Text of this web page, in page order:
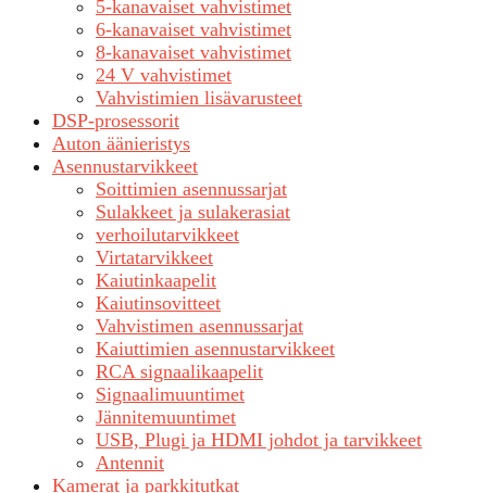
5-kanavaiset vahvistimet
6-kanavaiset vahvistimet
8-kanavaiset vahvistimet
24 V vahvistimet
Vahvistimien lisävarusteet
DSP-prosessorit
Auton äänieristys
Asennustarvikkeet
Soittimien asennussarjat
Sulakkeet ja sulakerasiat
verhoilutarvikkeet
Virtatarvikkeet
Kaiutinkaapelit
Kaiutinsovitteet
Vahvistimen asennussarjat
Kaiuttimien asennustarvikkeet
RCA signaalikaapelit
Signaalimuuntimet
Jännitemuuntimet
USB, Plugi ja HDMI johdot ja tarvikkeet
Antennit
Kamerat ja parkkitutkat